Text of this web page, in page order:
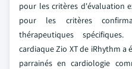
pour les critères d'évaluation
pour les critères
thérapeutiques
cardiaque Zio XT de iRhythm a
parrainés en cardiologie